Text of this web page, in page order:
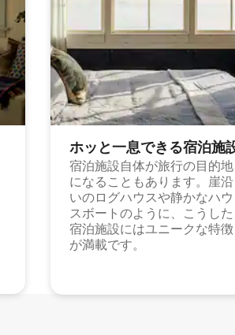
ホッと一⁠息⁠で⁠き⁠る宿⁠泊施⁠
宿泊施設自体が旅行の目的地
になることもあります。崖沿
いのログハウスや静かなハウ
スボートのように、こうした
宿泊施設にはユニークな特徴
が満載です。